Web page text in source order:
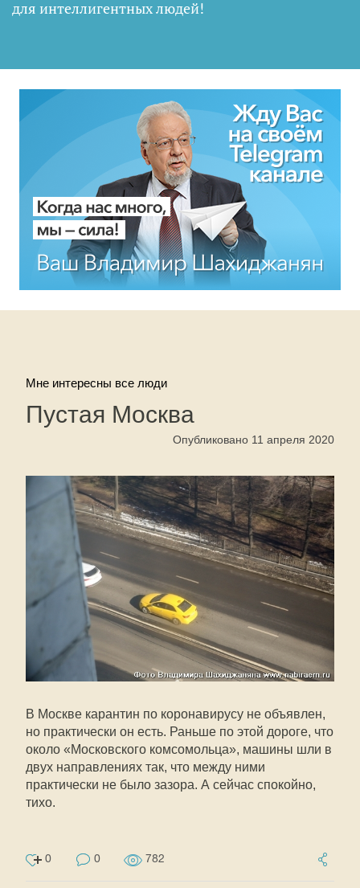
для интеллигентных людей!
Мне интересны все люди
Пустая Москва
Опубликовано 11 апреля 2020
В Москве карантин по коронавирусу не объявлен,
но практически он есть. Раньше по этой дороге, что
около «Московского комсомольца», машины шли в
двух направлениях так, что между ними
практически не было зазора. А сейчас спокойно,
тихо.
0 0 782